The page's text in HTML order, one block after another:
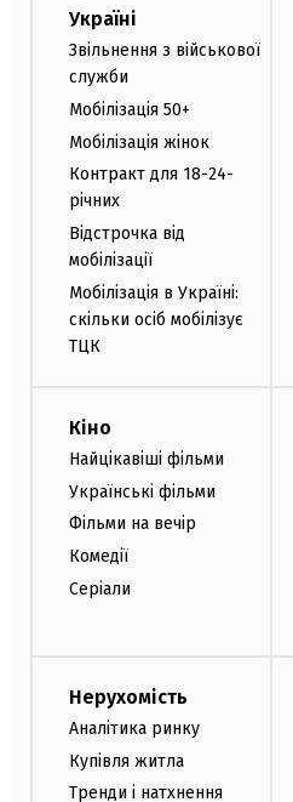
Україні
Звільнення з військової
служби
Мобілізація 50+
Мобілізація жінок
Контракт для 18-24-
річних
Відстрочка від
мобілізації
Мобілізація в Україні:
скільки осіб мобілізує
ТЦК
Кіно
Найцікавіші фільми
Українські фільми
Фільми на вечір
Комедії
Серіали
Нерухомість
Аналітика ринку
Купівля житла
Тренди і натхнення